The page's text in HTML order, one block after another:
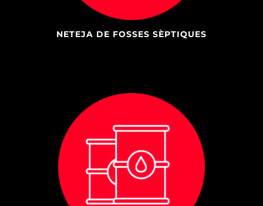
NETEJA DE FOSSES SÈPTIQUES